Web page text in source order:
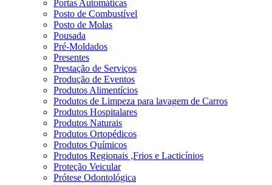
Portas Automáticas
Posto de Combustível
Posto de Molas
Pousada
Pré-Moldados
Presentes
Prestação de Serviços
Produção de Eventos
Produtos Alimentícios
Produtos de Limpeza para lavagem de Carros
Produtos Hospitalares
Produtos Naturais
Produtos Ortopédicos
Produtos Químicos
Produtos Regionais ,Frios e Lacticínios
Proteção Veicular
Prótese Odontológica